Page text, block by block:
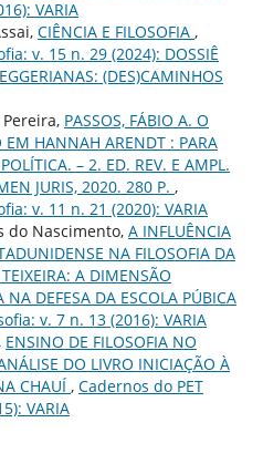
VARIA
CIÊNCIA E FILOSOFIA ,
v. 15 n. 29 (2024): DOSSIÊ
(DES)CAMINHOS
PASSOS, FÁBIO A. O
HANNAH ARENDT : PARA
– 2. ED. REV. E AMPL.
JURIS, 2020. 280 P. ,
v. 11 n. 21 (2020): VARIA
do Nascimento, A INFLUÊNCIA
NA FILOSOFIA DA
A DIMENSÃO
NA DEFESA DA ESCOLA PÚBICA
v. 7 n. 13 (2016): VARIA
ENSINO DE FILOSOFIA NO
DO LIVRO INICIAÇÃO À
CHAUÍ , Cadernos do PET
VARIA